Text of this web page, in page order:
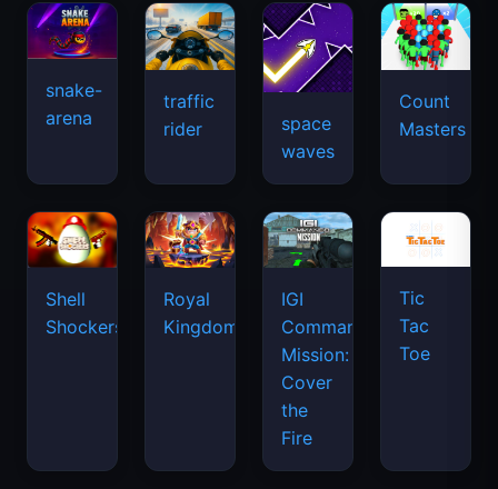
snake-
arena
traffic
rider
space
waves
Count
Masters
Shell
Shockers
Royal
Kingdom
IGI
Commando
Mission:
Cover
the
Fire
Tic
Tac
Toe